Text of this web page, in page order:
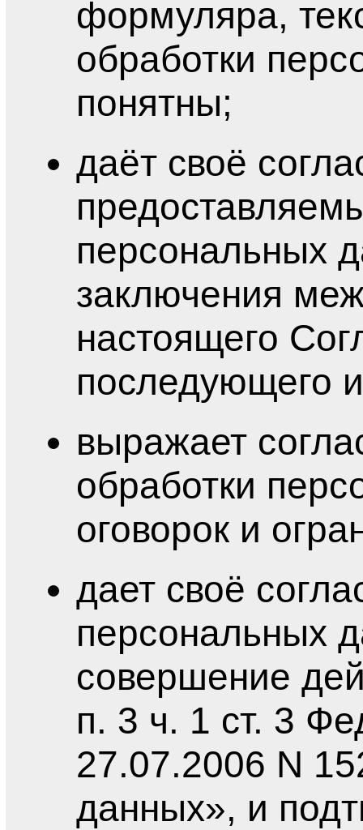
формуляра,
обработки
понятны;
даёт своё
персональных
заключения
настоящего
последующего
выражает
обработки
оговорок и
дает своё
персональных
совершение
п. 3 ч. 1 ст. 3
27.07.2006 N
данных», и